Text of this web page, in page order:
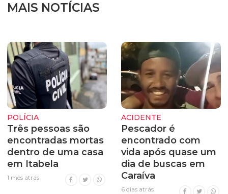
MAIS NOTÍCIAS
POLÍCIA
Três pessoas são
encontradas mortas
dentro de uma casa
em Itabela
1 mês atrás
ACIDENTE
Pescador é
encontrado com
vida após quase um
dia de buscas em
Caraíva
6 dias atrás